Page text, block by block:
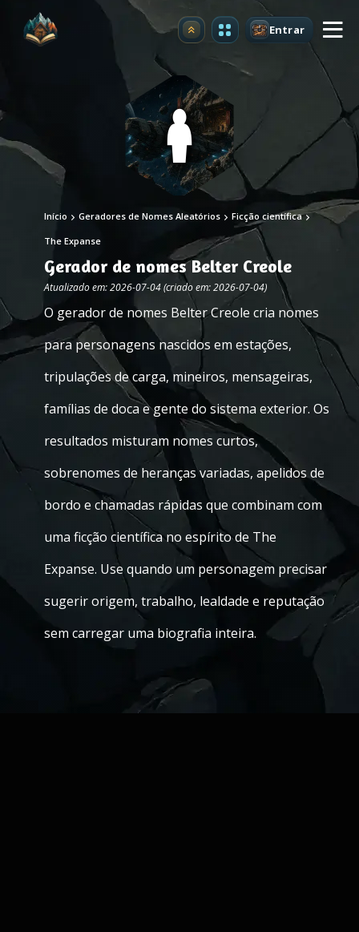
Atualizar Entrar
Início Geradores de Nomes Aleatórios Ficção científica
The Expanse
Gerador de nomes Belter Creole
Atualizado em: 2026-07-04 (criado em: 2026-07-04)
O gerador de nomes Belter Creole cria nomes
para personagens nascidos em estações,
tripulações de carga, mineiros, mensageiras,
famílias de doca e gente do sistema exterior. Os
resultados misturam nomes curtos,
sobrenomes de heranças variadas, apelidos de
bordo e chamadas rápidas que combinam com
uma ficção científica no espírito de The
Expanse. Use quando um personagem precisar
sugerir origem, trabalho, lealdade e reputação
sem carregar uma biografia inteira.